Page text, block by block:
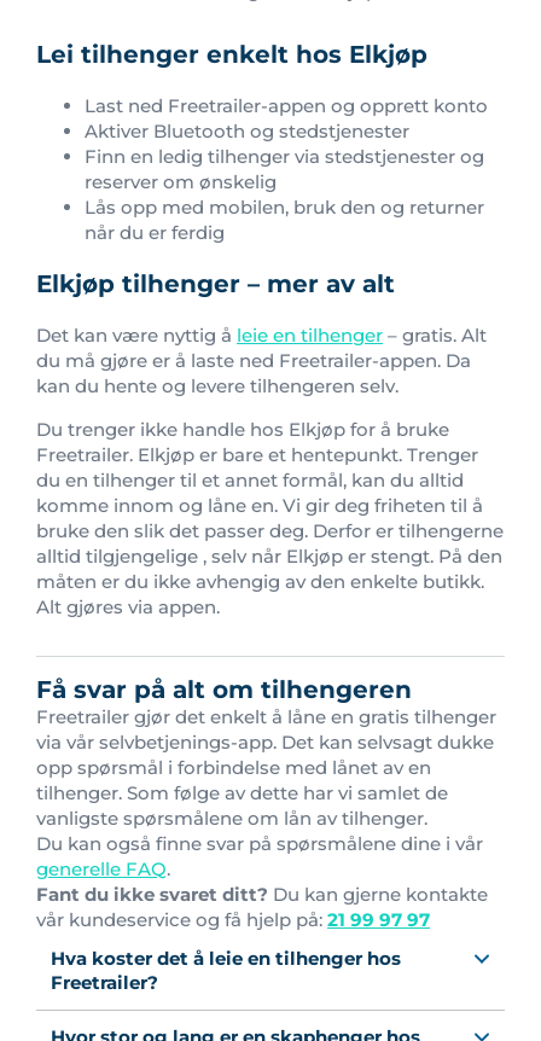
Lei tilhenger enkelt hos Elkjøp
Last ned Freetrailer-appen og opprett konto
Aktiver Bluetooth og stedstjenester
Finn en ledig tilhenger via stedstjenester og
reserver om ønskelig
Lås opp med mobilen, bruk den og returner
når du er ferdig
Elkjøp tilhenger – mer av alt
Det kan være nyttig å leie en tilhenger – gratis. Alt
du må gjøre er å laste ned Freetrailer-appen. Da
kan du hente og levere tilhengeren selv.
Du trenger ikke handle hos Elkjøp for å bruke
Freetrailer. Elkjøp er bare et hentepunkt. Trenger
du en tilhenger til et annet formål, kan du alltid
komme innom og låne en. Vi gir deg friheten til å
bruke den slik det passer deg. Derfor er tilhengerne
alltid tilgjengelige , selv når Elkjøp er stengt. På den
måten er du ikke avhengig av den enkelte butikk.
Alt gjøres via appen.
Få svar på alt om tilhengeren
Freetrailer gjør det enkelt å låne en gratis tilhenger
via vår selvbetjenings-app. Det kan selvsagt dukke
opp spørsmål i forbindelse med lånet av en
tilhenger. Som følge av dette har vi samlet de
vanligste spørsmålene om lån av tilhenger.
Du kan også finne svar på spørsmålene dine i vår
generelle FAQ.
Fant du ikke svaret ditt? Du kan gjerne kontakte
vår kundeservice og få hjelp på: 21 99 97 97
Hva koster det å leie en tilhenger hos
Freetrailer?